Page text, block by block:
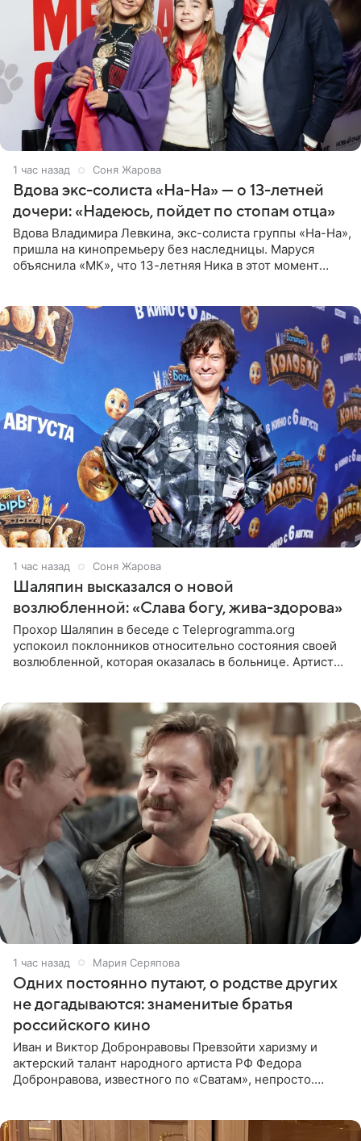
1 час назад Соня Жарова
Вдова экс-солиста «На-На» — о 13-летней
дочери: «Надеюсь, пойдет по стопам отца»
Вдова Владимира Левкина, экс-солиста группы «На-На»,
пришла на кинопремьеру без наследницы. Маруся
объяснила «МК», что 13-летняя Ника в этот момент
1 час назад Соня Жарова
Шаляпин высказался о новой
возлюбленной: «Слава богу, жива-здорова»
Прохор Шаляпин в беседе с Teleprogramma.org
успокоил поклонников относительно состояния своей
возлюбленной, которая оказалась в больнице. Артист
1 час назад Мария Серяпова
Одних постоянно путают, о родстве других
не догадываются: знаменитые братья
российского кино
Иван и Виктор Добронравовы Превзойти харизму и
актерский талант народного артиста РФ Федора
Добронравова, известного по «Сватам», непросто.